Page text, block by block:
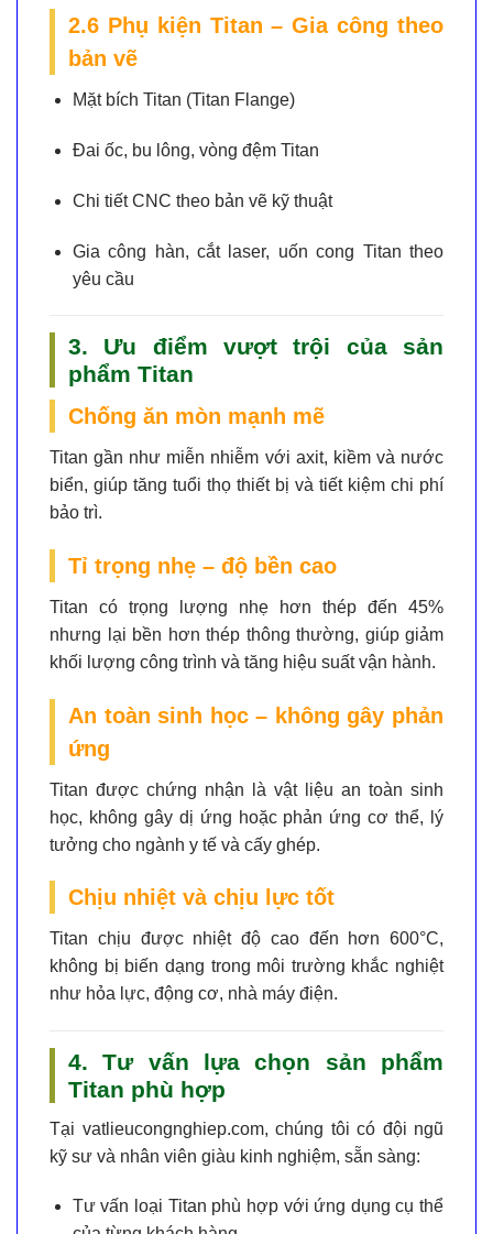
2.6 Phụ kiện Titan – Gia công theo
bản vẽ
Mặt bích Titan (Titan Flange)
Đai ốc, bu lông, vòng đệm Titan
Chi tiết CNC theo bản vẽ kỹ thuật
Gia công hàn, cắt laser, uốn cong Titan theo
yêu cầu
3. Ưu điểm vượt trội của sản
phẩm Titan
Chống ăn mòn mạnh mẽ
Titan gần như miễn nhiễm với axit, kiềm và nước
biển, giúp tăng tuổi thọ thiết bị và tiết kiệm chi phí
bảo trì.
Tỉ trọng nhẹ – độ bền cao
Titan có trọng lượng nhẹ hơn thép đến 45%
nhưng lại bền hơn thép thông thường, giúp giảm
khối lượng công trình và tăng hiệu suất vận hành.
An toàn sinh học – không gây phản
ứng
Titan được chứng nhận là vật liệu an toàn sinh
học, không gây dị ứng hoặc phản ứng cơ thể, lý
tưởng cho ngành y tế và cấy ghép.
Chịu nhiệt và chịu lực tốt
Titan chịu được nhiệt độ cao đến hơn 600°C,
không bị biến dạng trong môi trường khắc nghiệt
như hỏa lực, động cơ, nhà máy điện.
4. Tư vấn lựa chọn sản phẩm
Titan phù hợp
Tại vatlieucongnghiep.com, chúng tôi có đội ngũ
kỹ sư và nhân viên giàu kinh nghiệm, sẵn sàng:
Tư vấn loại Titan phù hợp với ứng dụng cụ thể